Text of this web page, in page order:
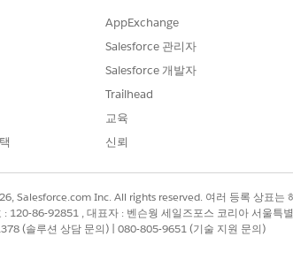
교대 근무 예약 플래너
OR
직원 참여 플래너
AppExchange
Salesforce 관리자
Salesforce 개발자
Trailhead
교육
신뢰
Salesforce.com Inc. All rights reserved. 여러 등록 상표는
: 120-86-92851 , 대표자 : 벤슨웡 세일즈포스 코리아 서울
(솔루션 상담 문의) | 080-805-9651 (기술 지원 문의)